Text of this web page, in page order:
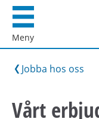
Meny
Jobba hos oss
Vårt